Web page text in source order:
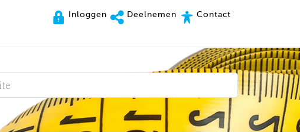
Inloggen Deelnemen Contact